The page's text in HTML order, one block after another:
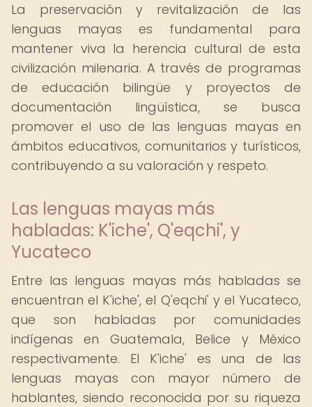
La preservación y revitalización de las
lenguas mayas es fundamental para
mantener viva la herencia cultural de esta
civilización milenaria. A través de programas
de educación bilingüe y proyectos de
documentación lingüística, se busca
promover el uso de las lenguas mayas en
ámbitos educativos, comunitarios y turísticos,
contribuyendo a su valoración y respeto.
Las lenguas mayas más
habladas: K'iche', Q'eqchi', y
Yucateco
Entre las lenguas mayas más habladas se
encuentran el K'iche', el Q'eqchi' y el Yucateco,
que son habladas por comunidades
indígenas en Guatemala, Belice y México
respectivamente. El K'iche' es una de las
lenguas mayas con mayor número de
hablantes, siendo reconocida por su riqueza